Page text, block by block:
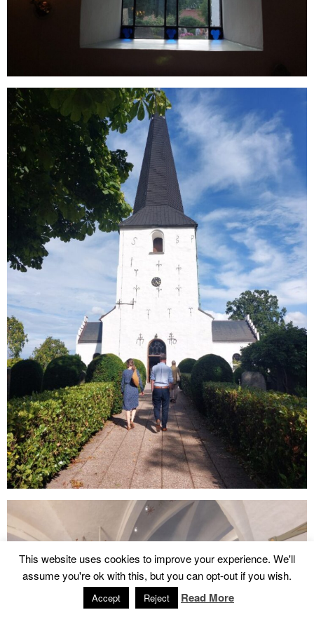
This website uses cookies to improve your experience. We'll
assume you're ok with this, but you can opt-out if you wish.
Accept Reject Read More